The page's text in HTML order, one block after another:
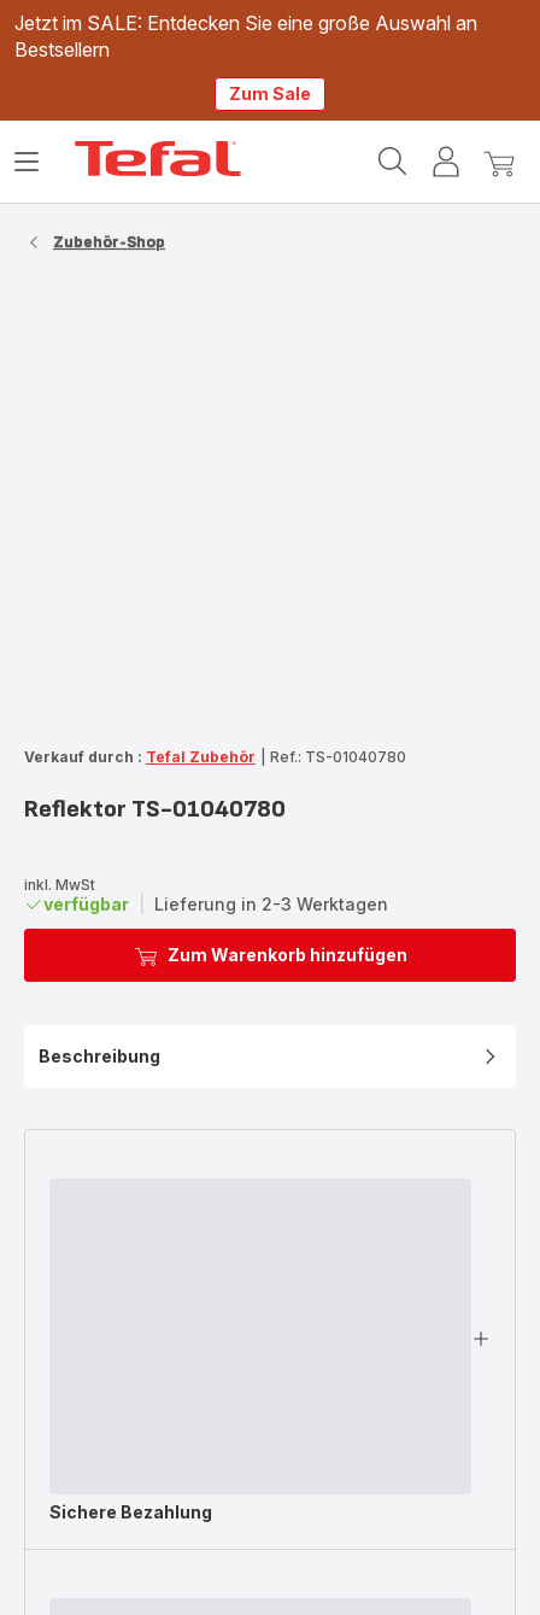
Jetzt im SALE: Entdecken Sie eine große Auswahl an
Bestsellern
Zum Sale
Mein
Mein
Das
Zubehör-Shop
Verkauf durch : Tefal Zubehör Ref.: TS-01040780
Reflektor TS-01040780
inkl. MwSt
verfügbar Lieferung in 2-3 Werktagen
Zum Warenkorb hinzufügen
Beschreibung
Sichere Bezahlung